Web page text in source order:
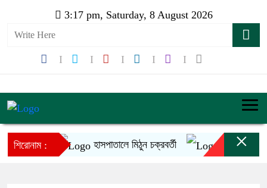
3:17 pm, Saturday, 8 August 2026
শিরোনাম : হাসপাতালে মিঠুন চক্রবর্তী ইনফান্তিনোর
×